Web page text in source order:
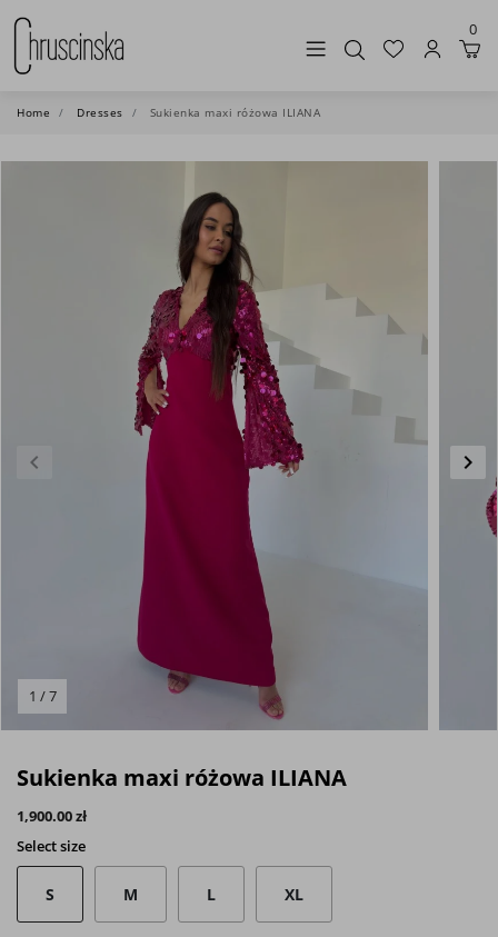
0
Home Dresses Sukienka maxi różowa ILIANA
Previous
keyboard_arrow_left keyboard_arrow_right
1 / 7
Sukienka maxi różowa ILIANA
1,900.00 zł
Selectsize
S M L XL